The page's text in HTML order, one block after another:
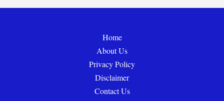
Home
About Us
Privacy Policy
Disclaimer
Contact Us